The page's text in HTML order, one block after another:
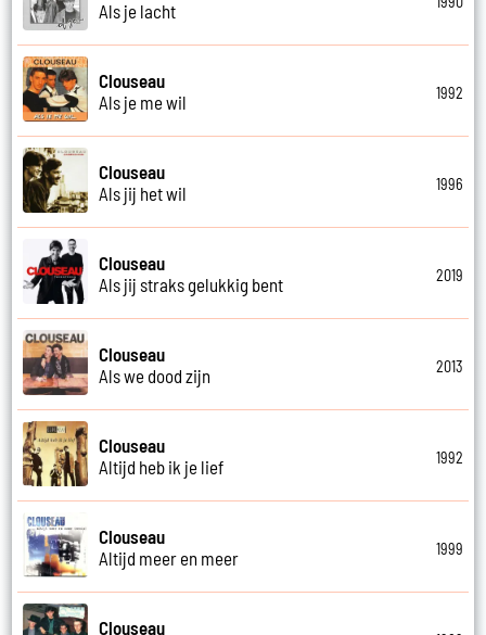
Als je lacht
Clouseau
Als je me wil
1992
Clouseau
Als jij het wil
1996
Clouseau
Als jij straks gelukkig bent
2019
Clouseau
Als we dood zijn
2013
Clouseau
Altijd heb ik je lief
1992
Clouseau
Altijd meer en meer
1999
Clouseau